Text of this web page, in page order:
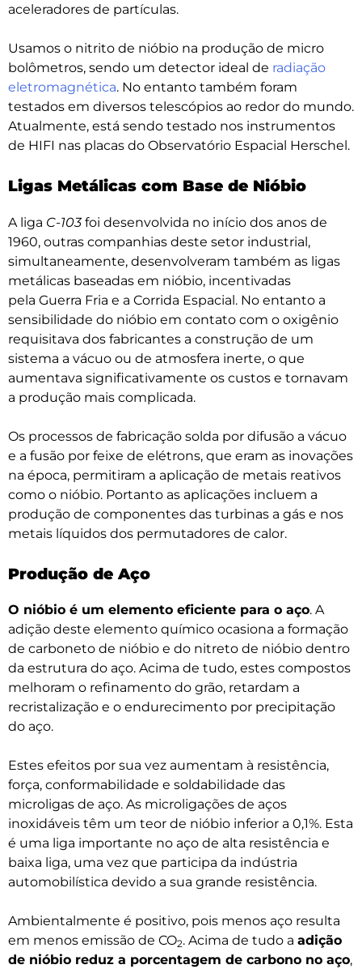
aceleradores de partículas.
Usamos o nitrito de nióbio na produção de micro
bolômetros, sendo um detector ideal de radiação
eletromagnética. No entanto também foram
testados em diversos telescópios ao redor do mundo.
Atualmente, está sendo testado nos instrumentos
de HIFI nas placas do Observatório Espacial Herschel.
Ligas Metálicas com Base de Nióbio
A liga C-103 foi desenvolvida no início dos anos de
1960, outras companhias deste setor industrial,
simultaneamente, desenvolveram também as ligas
metálicas baseadas em nióbio, incentivadas
pela Guerra Fria e a Corrida Espacial. No entanto a
sensibilidade do nióbio em contato com o oxigênio
requisitava dos fabricantes a construção de um
sistema a vácuo ou de atmosfera inerte, o que
aumentava significativamente os custos e tornavam
a produção mais complicada.
Os processos de fabricação solda por difusão a vácuo
e a fusão por feixe de elétrons, que eram as inovações
na época, permitiram a aplicação de metais reativos
como o nióbio. Portanto as aplicações incluem a
produção de componentes das turbinas a gás e nos
metais líquidos dos permutadores de calor.
Produção de Aço
O nióbio é um elemento eficiente para o aço. A
adição deste elemento químico ocasiona a formação
de carboneto de nióbio e do nitreto de nióbio dentro
da estrutura do aço. Acima de tudo, estes compostos
melhoram o refinamento do grão, retardam a
recristalização e o endurecimento por precipitação
do aço.
Estes efeitos por sua vez aumentam à resistência,
força, conformabilidade e soldabilidade das
microligas de aço. As microligações de aços
inoxidáveis têm um teor de nióbio inferior a 0,1%. Esta
é uma liga importante no aço de alta resistência e
baixa liga, uma vez que participa da indústria
automobilística devido a sua grande resistência.
Ambientalmente é positivo, pois menos aço resulta
em menos emissão de CO2. Acima de tudo a adição
de nióbio reduz a porcentagem de carbono no aço,